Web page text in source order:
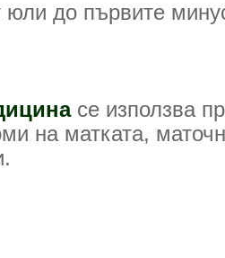
юли до първите
се използва
на матката,